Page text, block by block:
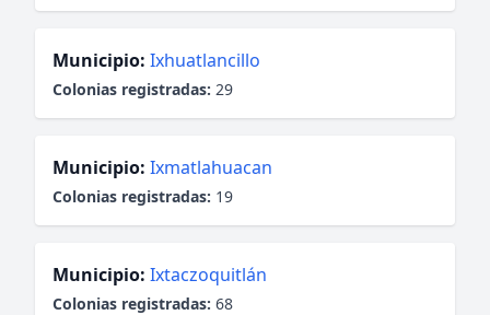
Municipio: Ixhuatlancillo
Colonias registradas: 29
Municipio: Ixmatlahuacan
Colonias registradas: 19
Municipio: Ixtaczoquitlán
Colonias registradas: 68